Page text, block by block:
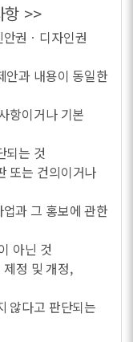
항 >>
권ㆍ디자인권
안과 내용이 동일한
항이거나 기본
되는 것
또는 건의이거나
과 그 홍보에 관한
아닌 것
제정 및 개정,
않다고 판단되는